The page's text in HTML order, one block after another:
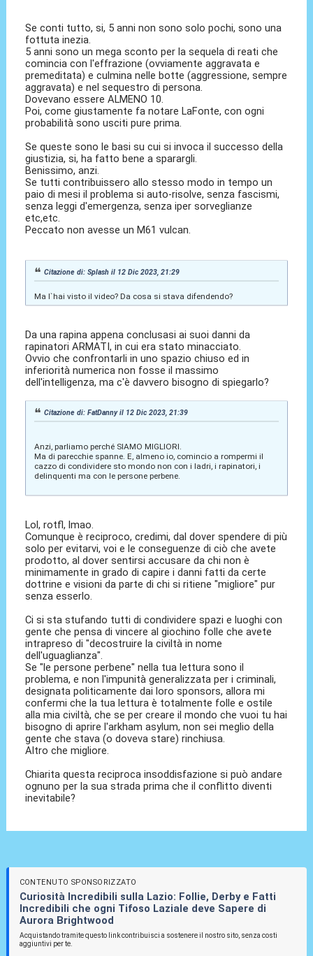
Se conti tutto, si, 5 anni non sono solo pochi, sono una
fottuta inezia.
5 anni sono un mega sconto per la sequela di reati che
comincia con l'effrazione (ovviamente aggravata e
premeditata) e culmina nelle botte (aggressione, sempre
aggravata) e nel sequestro di persona.
Dovevano essere ALMENO 10.
Poi, come giustamente fa notare LaFonte, con ogni
probabilità sono usciti pure prima.
Se queste sono le basi su cui si invoca il successo della
giustizia, si, ha fatto bene a sparargli.
Benissimo, anzi.
Se tutti contribuissero allo stesso modo in tempo un
paio di mesi il problema si auto-risolve, senza fascismi,
senza leggi d'emergenza, senza iper sorveglianze
etc,etc.
Peccato non avesse un M61 vulcan.
Citazione di: Splash il 12 Dic 2023, 21:29
Ma l`hai visto il video? Da cosa si stava difendendo?
Da una rapina appena conclusasi ai suoi danni da
rapinatori ARMATI, in cui era stato minacciato.
Ovvio che confrontarli in uno spazio chiuso ed in
inferiorità numerica non fosse il massimo
dell'intelligenza, ma c'è davvero bisogno di spiegarlo?
Citazione di: FatDanny il 12 Dic 2023, 21:39
Anzi, parliamo perché SIAMO MIGLIORI.
Ma di parecchie spanne. E, almeno io, comincio a rompermi il
cazzo di condividere sto mondo non con i ladri, i rapinatori, i
delinquenti ma con le persone perbene.
Lol, rotfl, lmao.
Comunque è reciproco, credimi, dal dover spendere di più
solo per evitarvi, voi e le conseguenze di ciò che avete
prodotto, al dover sentirsi accusare da chi non è
minimamente in grado di capire i danni fatti da certe
dottrine e visioni da parte di chi si ritiene "migliore" pur
senza esserlo.
Ci si sta stufando tutti di condividere spazi e luoghi con
gente che pensa di vincere al giochino folle che avete
intrapreso di "decostruire la civiltà in nome
dell'uguaglianza".
Se "le persone perbene" nella tua lettura sono il
problema, e non l'impunità generalizzata per i criminali,
designata politicamente dai loro sponsors, allora mi
confermi che la tua lettura è totalmente folle e ostile
alla mia civiltà, che se per creare il mondo che vuoi tu hai
bisogno di aprire l'arkham asylum, non sei meglio della
gente che stava (o doveva stare) rinchiusa.
Altro che migliore.
Chiarita questa reciproca insoddisfazione si può andare
ognuno per la sua strada prima che il conflitto diventi
inevitabile?
CONTENUTO SPONSORIZZATO
Curiosità Incredibili sulla Lazio: Follie, Derby e Fatti
Incredibili che ogni Tifoso Laziale deve Sapere di
Aurora Brightwood
Acquistando tramite questo link contribuisci a sostenere il nostro sito, senza costi
aggiuntivi per te.